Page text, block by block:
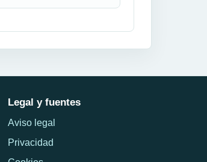
Legal y fuentes
Aviso legal
Privacidad